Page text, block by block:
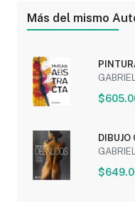
Más del mismo
DIBUJO